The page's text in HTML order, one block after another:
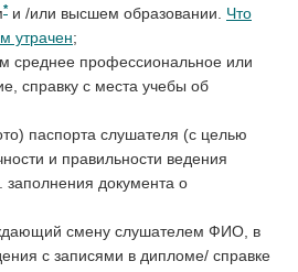
* и /или высшем образовании. Что
утрачен;
среднее профессиональное или
справку с места учебы об
паспорта слушателя (с целью
и правильности ведения
заполнения документа о
смену слушателем ФИО, в
с записями в дипломе/ справке